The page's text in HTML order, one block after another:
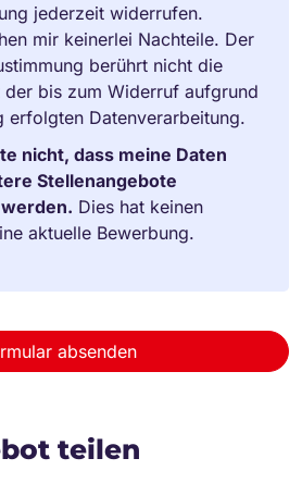
jederzeit widerrufen.
mir keinerlei Nachteile. Der
berührt nicht die
der bis zum Widerruf aufgrund
erfolgten Datenverarbeitung.
nicht, dass meine Daten
Stellenangebote
Dies hat keinen
aktuelle Bewerbung.
absenden
teilen